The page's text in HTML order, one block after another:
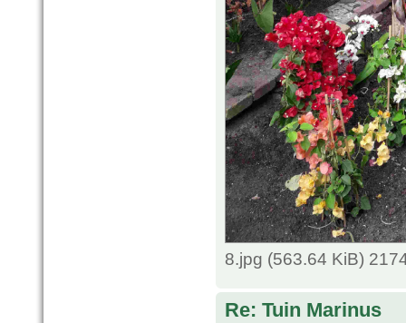
8.jpg (563.64 KiB)
Re: Tuin Marinus